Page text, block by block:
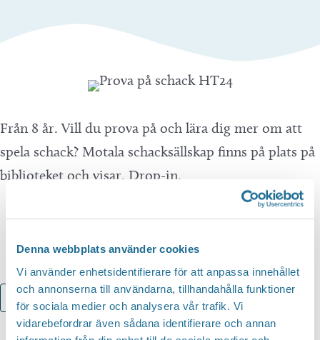
Denna webbplats använder cookies
Vi använder enhetsidentifierare för att anpassa innehållet
och annonserna till användarna, tillhandahålla funktioner
för sociala medier och analysera vår trafik. Vi
vidarebefordrar även sådana identifierare och annan
Från 8 år. Vill du prova på och lära dig mer om att
spela schack? Motala schacksällskap finns på plats på
biblioteket och visar. Drop-in.